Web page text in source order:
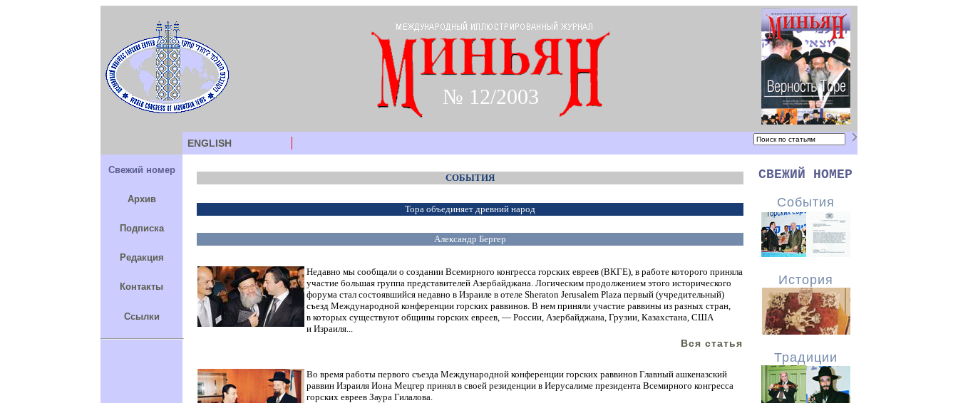
№ 12/2003
ENGLISH ОФИЦИАЛЬНОЕ ИЗДАНИЕ ВСЕМИРНОГО
Свежий номер
Архив
Подписка
Редакция
Контакты
Ссылки
СОБЫТИЯ
Тора объединяет древний народ
Александр Бергер
Недавно мы сообщали о создании Всемирного конгресса горских евреев (ВКГЕ), в работе которого приняла
участие большая группа представителей Азербайджана. Логическим продолжением этого исторического
форума стал состоявшийся недавно в Израиле в отеле Sheraton Jerusalem Plaza первый (учредительный)
съезд Международной конференции горских раввинов. В нем приняли участие раввины из разных стран,
в которых существуют общины горских евреев, — России, Азербайджана, Грузии, Казахстана, США
и Израиля...
Вся статья
Во время работы первого съезда Международной конференции горских раввинов Главный ашкеназский
раввин Израиля Иона Мецгер принял в своей резиденции в Иерусалиме президента Всемирного конгресса
горских евреев Заура Гилалова.
СВЕЖИЙ НОМЕР
События
История
Традиции